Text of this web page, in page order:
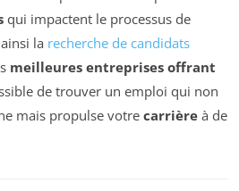
qui impactent le processus de
la recherche de candidats
meilleures entreprises offrant
de trouver un emploi qui non
mais propulse votre carrière à de